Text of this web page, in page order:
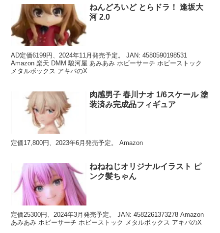
ねんどろいど とらドラ！ 逢坂大
河 2.0
AD定価6199円、2024年11月発売予定。 JAN: 4580590198531
Amazon 楽天 DMM 駿河屋 あみあみ ホビーサーチ ホビーストック
メタルボックス アキバのX
肉感男子 春川ナオ 1/6スケール 塗
装済み完成品フィギュア
定価17,800円、2023年6月発売予定。 Amazon
ねねねじオリジナルイラスト ピ
ンク髪ちゃん
定価25300円、2024年3月発売予定。 JAN: 4582261373278 Amazon
あみあみ ホビーサーチ ホビーストック メタルボックス アキバのX